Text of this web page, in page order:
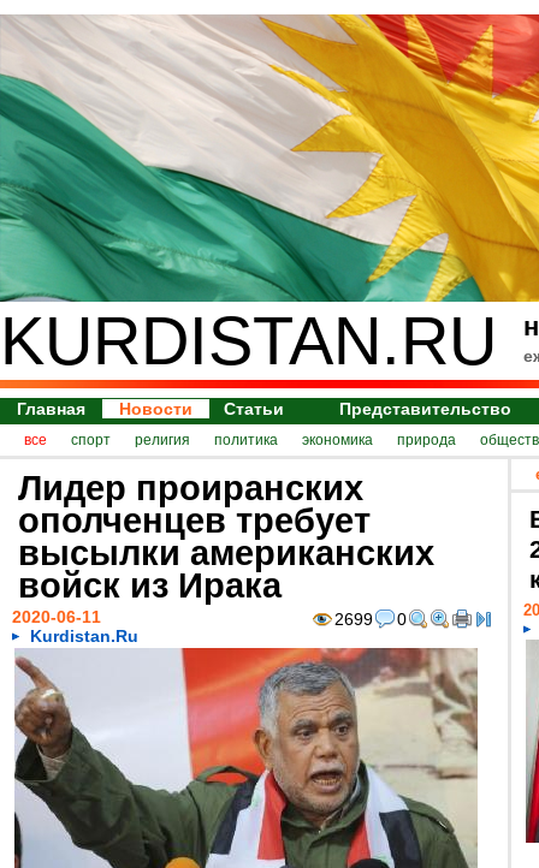
KURDISTAN.RU
Главная Новости Статьи Представительство
все спорт религия политика экономика природа
Лидер проиранских
ополченцев требует
высылки американских
войск из Ирака
2699 0
2020-06-11
Kurdistan.Ru